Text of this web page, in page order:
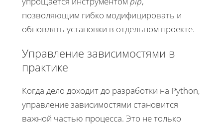
позволяющим гибко модифицировать и
обновлять установки в отдельном проекте.
Управление зависимостями в
практике
Когда дело доходит до разработки на Python,
управление зависимостями становится
важной частью процесса. Это не только